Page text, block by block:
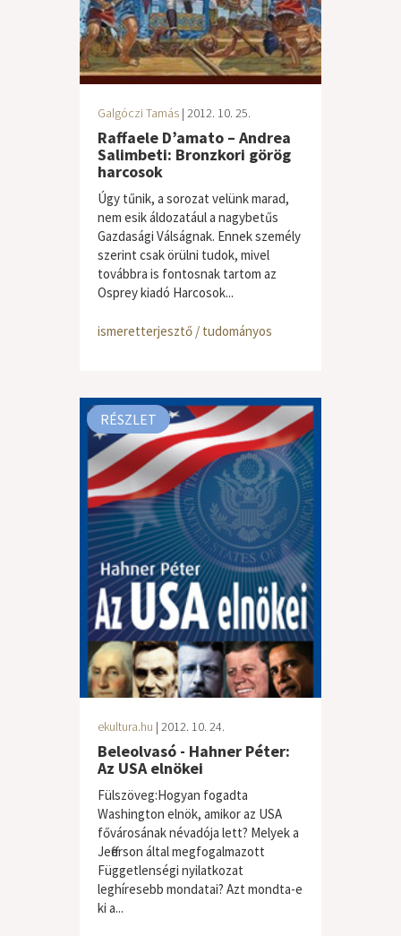
Galgóczi Tamás | 2012. 10. 25.
Raffaele D’amato – Andrea
Salimbeti: Bronzkori görög
harcosok
Úgy tűnik, a sorozat velünk marad,
nem esik áldozatául a nagybetűs
Gazdasági Válságnak. Ennek személy
szerint csak örülni tudok, mivel
továbbra is fontosnak tartom az
Osprey kiadó Harcosok...
ismeretterjesztő / tudományos
RÉSZLET
ekultura.hu | 2012. 10. 24.
Beleolvasó - Hahner Péter:
Az USA elnökei
Fülszöveg:Hogyan fogadta
Washington elnök, amikor az USA
fővárosának névadója lett? Melyek a
Jefferson által megfogalmazott
Függetlenségi nyilatkozat
leghíresebb mondatai? Azt mondta-e
ki a...